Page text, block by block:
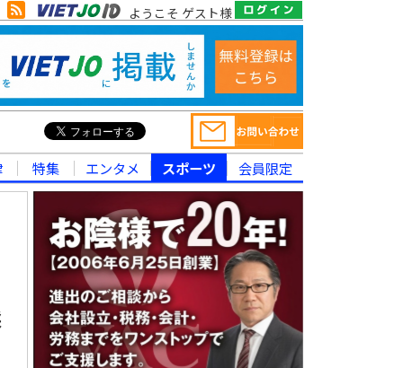
ようこそ ゲスト様
特集 エンタメ スポーツ 会員限定